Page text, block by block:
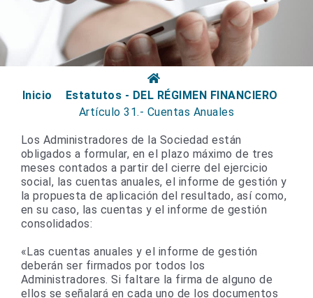
Inicio
Estatutos - DEL RÉGIMEN FINANCIERO
Artículo 31.- Cuentas Anuales
Los Administradores de la Sociedad están
obligados a formular, en el plazo máximo de tres
meses contados a partir del cierre del ejercicio
social, las cuentas anuales, el informe de gestión y
la propuesta de aplicación del resultado, así como,
en su caso, las cuentas y el informe de gestión
consolidados:
«Las cuentas anuales y el informe de gestión
deberán ser firmados por todos los
Administradores. Si faltare la firma de alguno de
ellos se señalará en cada uno de los documentos